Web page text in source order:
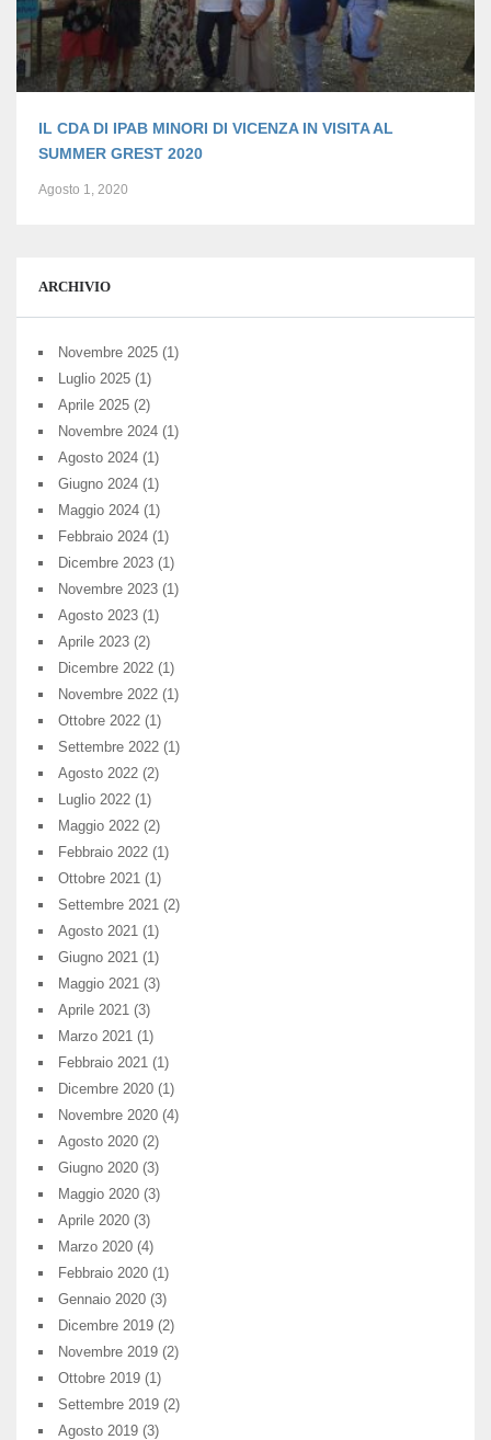
IL CDA DI IPAB MINORI DI VICENZA IN VISITA AL
SUMMER GREST 2020
Agosto 1, 2020
ARCHIVIO
Novembre 2025 (1)
Luglio 2025 (1)
Aprile 2025 (2)
Novembre 2024 (1)
Agosto 2024 (1)
Giugno 2024 (1)
Maggio 2024 (1)
Febbraio 2024 (1)
Dicembre 2023 (1)
Novembre 2023 (1)
Agosto 2023 (1)
Aprile 2023 (2)
Dicembre 2022 (1)
Novembre 2022 (1)
Ottobre 2022 (1)
Settembre 2022 (1)
Agosto 2022 (2)
Luglio 2022 (1)
Maggio 2022 (2)
Febbraio 2022 (1)
Ottobre 2021 (1)
Settembre 2021 (2)
Agosto 2021 (1)
Giugno 2021 (1)
Maggio 2021 (3)
Aprile 2021 (3)
Marzo 2021 (1)
Febbraio 2021 (1)
Dicembre 2020 (1)
Novembre 2020 (4)
Agosto 2020 (2)
Giugno 2020 (3)
Maggio 2020 (3)
Aprile 2020 (3)
Marzo 2020 (4)
Febbraio 2020 (1)
Gennaio 2020 (3)
Dicembre 2019 (2)
Novembre 2019 (2)
Ottobre 2019 (1)
Settembre 2019 (2)
Agosto 2019 (3)